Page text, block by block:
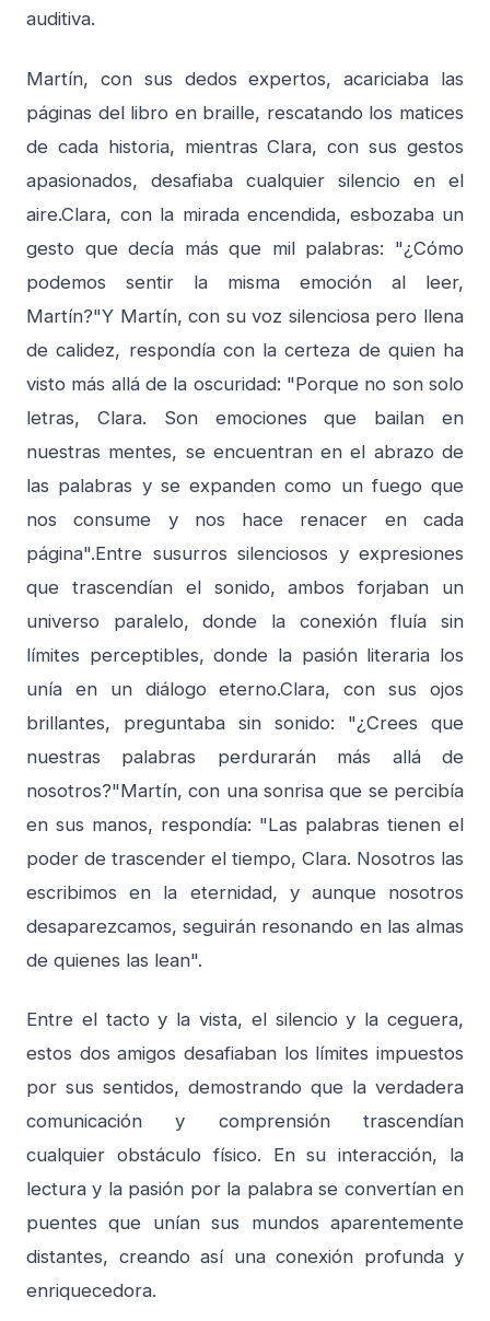
auditiva.
Martín, con sus dedos expertos, acariciaba las
páginas del libro en braille, rescatando los matices
de cada historia, mientras Clara, con sus gestos
apasionados, desafiaba cualquier silencio en el
aire.Clara, con la mirada encendida, esbozaba un
gesto que decía más que mil palabras: "¿Cómo
podemos sentir la misma emoción al leer,
Martín?"Y Martín, con su voz silenciosa pero llena
de calidez, respondía con la certeza de quien ha
visto más allá de la oscuridad: "Porque no son solo
letras, Clara. Son emociones que bailan en
nuestras mentes, se encuentran en el abrazo de
las palabras y se expanden como un fuego que
nos consume y nos hace renacer en cada
página".Entre susurros silenciosos y expresiones
que trascendían el sonido, ambos forjaban un
universo paralelo, donde la conexión fluía sin
límites perceptibles, donde la pasión literaria los
unía en un diálogo eterno.Clara, con sus ojos
brillantes, preguntaba sin sonido: "¿Crees que
nuestras palabras perdurarán más allá de
nosotros?"Martín, con una sonrisa que se percibía
en sus manos, respondía: "Las palabras tienen el
poder de trascender el tiempo, Clara. Nosotros las
escribimos en la eternidad, y aunque nosotros
desaparezcamos, seguirán resonando en las almas
de quienes las lean".
Entre el tacto y la vista, el silencio y la ceguera,
estos dos amigos desafiaban los límites impuestos
por sus sentidos, demostrando que la verdadera
comunicación y comprensión trascendían
cualquier obstáculo físico. En su interacción, la
lectura y la pasión por la palabra se convertían en
puentes que unían sus mundos aparentemente
distantes, creando así una conexión profunda y
enriquecedora.